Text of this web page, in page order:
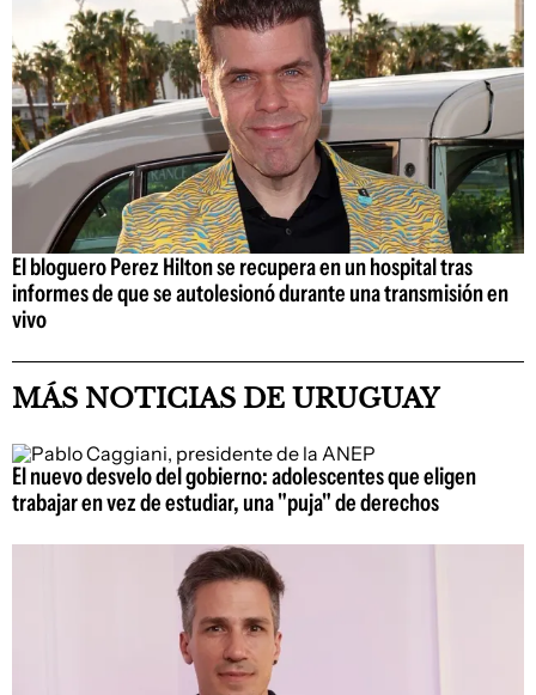
El bloguero Perez Hilton se recupera en un hospital tras
informes de que se autolesionó durante una transmisión en
vivo
MÁS NOTICIAS DE URUGUAY
El nuevo desvelo del gobierno: adolescentes que eligen
trabajar en vez de estudiar, una "puja" de derechos